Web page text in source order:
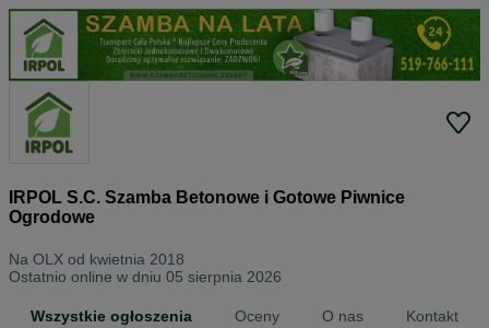
IRPOL S.C. Szamba Betonowe i Gotowe Piwnice
Ogrodowe
Na OLX od kwietnia 2018
Ostatnio online w dniu 05 sierpnia 2026
Wszystkie ogłoszenia Oceny O nas Kontakt